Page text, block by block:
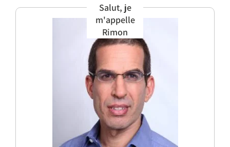
Salut, je
m'appelle
Rimon